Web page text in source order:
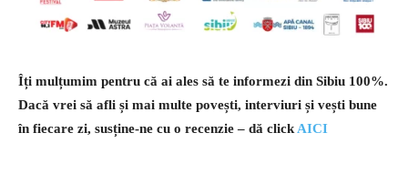
Îți mulțumim pentru că ai ales să te informezi din Sibiu 100%.
Dacă vrei să afli și mai multe povești, interviuri și vești bune
în fiecare zi, susține-ne cu o recenzie – dă clickAICI